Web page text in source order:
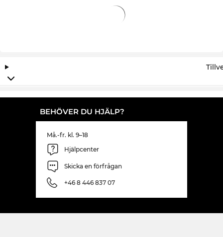
BEHÖVER DU HJÄLP?
Må.-fr. kl. 9–18
Hjälpcenter
Skicka en förfrågan
+46 8 446 837 07